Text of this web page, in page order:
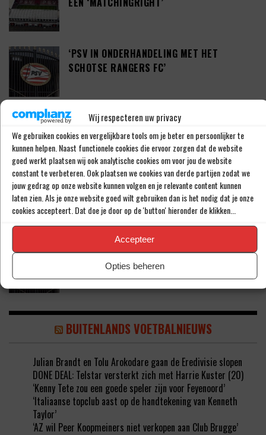
Wij respecteren uw privacy
We gebruiken cookies en vergelijkbare tools om je beter en persoonlijker te
kunnen helpen. Naast functionele cookies die ervoor zorgen dat de website
goed werkt plaatsen wij ook analytische cookies om voor jou de website
constant te verbeteren. Ook plaatsen we cookies van derde partijen zodat we
jouw gedrag op onze website kunnen volgen en je relevante content kunnen
laten zien. Als je onze website goed wilt gebruiken dan is het nodig dat je onze
cookies accepteert. Dat doe je door op de 'button' hieronder de klikken...
Accepteer
Opties beheren
‘PSV IN ONDERHANDELING MET HET
SCHOTSE RANGERS FC’
‘PSV WIL ZICH GAAN VERSTERKEN MET 29-
JARIGE ADAMA CAMARA’
JOEL DROMMEL (29) TEKENT VOOR VIER
JAAR BIJ FC TWENTE
‘COUHAIB DRIOUECH ZOU EEN PRIMA
SPELER ZIJN VOOR FEYENOORD’
BUITENLANDS VOETBALNIEUWS
Julian Brandt en Tolu Arokodare gaan de Eredivisie slopen
DONE DEAL: Telstar versterkt zich met Harrie Kuster (20)
‘Kenny Tete zou een goede speler zijn voor Feyenoord’
‘Italiaanse topclub aast op de handtekening van Kenneth
Taylor’
‘AZ wil Peer Koopmeiners niet verkopen aan Club Brugge’